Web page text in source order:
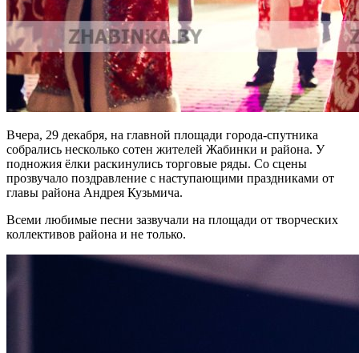
Вчера, 29 декабря, на главной площади города-спутника
собрались несколько сотен жителей Жабинки и района. У
подножия ёлки раскинулись торговые ряды. Со сцены
прозвучало поздравление с наступающими праздниками от
главы района Андрея Кузьмича.
Всеми любимые песни зазвучали на площади от творческих
коллективов района и не только.